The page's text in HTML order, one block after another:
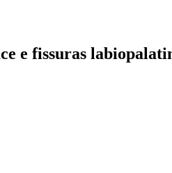
e fissuras